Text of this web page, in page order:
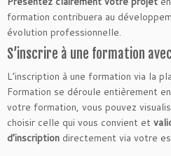
formation contribuera au
évolution professionnelle.
S’inscrire à une formation avec
L’inscription à une formation via la
Formation se déroule entièrement
votre formation, vous pouvez
choisir celle qui vous convient et
d’inscription directement via votre